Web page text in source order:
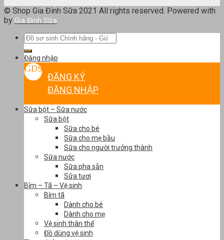
© Shop Gia Đình Sữa 2021 All rights reserved. Powered with
by Gia Đình Sữa
Tìm
Đăng nhập
ĐĂNG KÝ
ĐĂNG NHẬP
Sữa bột – Sữa nước
Sữa bột
Sữa cho bé
Sữa cho mẹ bầu
Sữa cho người trưởng thành
Sữa nước
Sữa pha sẵn
Sữa tươi
Bỉm – Tã – Vệ sinh
Bỉm tã
Dành cho bé
Dành cho mẹ
Vệ sinh thân thể
Đồ dùng vệ sinh